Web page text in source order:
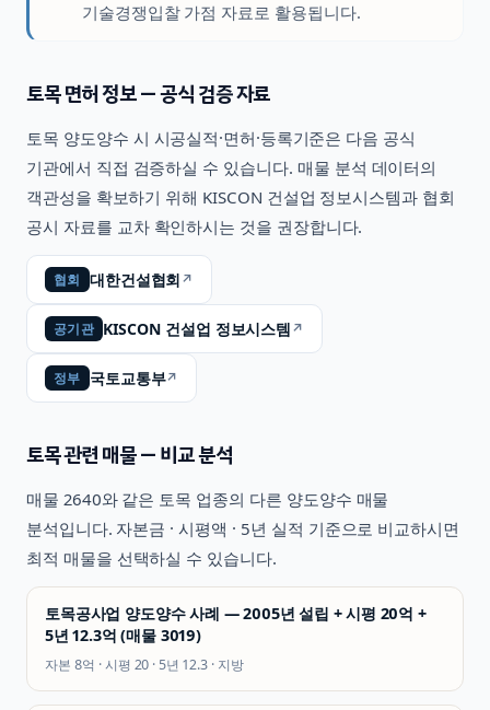
기술경쟁입찰 가점 자료로 활용됩니다.
토목면허 정보 — 공식 검증 자료
토목 양도양수 시 시공실적·면허·등록기준은 다음 공식
기관에서 직접 검증하실 수 있습니다. 매물 분석 데이터의
객관성을 확보하기 위해 KISCON 건설업 정보시스템과 협회
공시 자료를 교차 확인하시는 것을 권장합니다.
협회 대한건설협회↗
공기관 KISCON 건설업 정보시스템↗
정부 국토교통부↗
토목관련 매물 — 비교 분석
매물 2640와 같은 토목 업종의 다른 양도양수 매물
분석입니다. 자본금 · 시평액 · 5년 실적 기준으로 비교하시면
최적 매물을 선택하실 수 있습니다.
토목공사업 양도양수 사례 — 2005년 설립 + 시평 20억 +
5년 12.3억 (매물 3019)
자본 8억 · 시평 20 · 5년12.3· 지방